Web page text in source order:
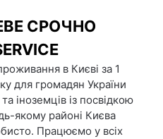
СРОЧНО
в Києві за 1
для громадян України
іноземців із посвідкою
якому районі Києва
Працюємо у всіх